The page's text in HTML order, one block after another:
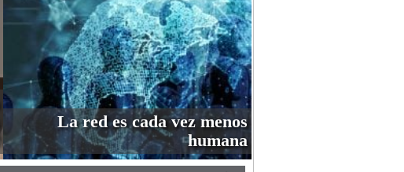
La red es cada vez menos
humana